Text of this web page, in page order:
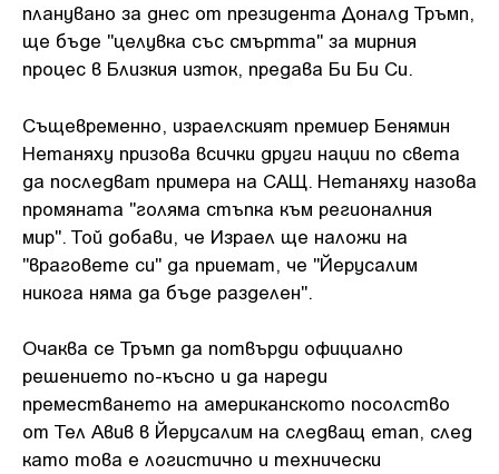
планувано за днес от президента Доналд Тръмп,
ще бъде "целувка със смъртта" за мирния
процес в Близкия изток, предава Би Би Си.
Същевременно, израелският премиер Бенямин
Нетаняху призова всички други нации по света
да последват примера на САЩ. Нетаняху назова
промяната "голяма стъпка към регионалния
мир". Той добави, че Израел ще наложи на
"враговете си" да приемат, че "Йерусалим
никога няма да бъде разделен".
Очаква се Тръмп да потвърди официално
решението по-късно и да нареди
преместването на американското посолство
от Тел Авив в Йерусалим на следващ етап, след
като това е логистично и технически